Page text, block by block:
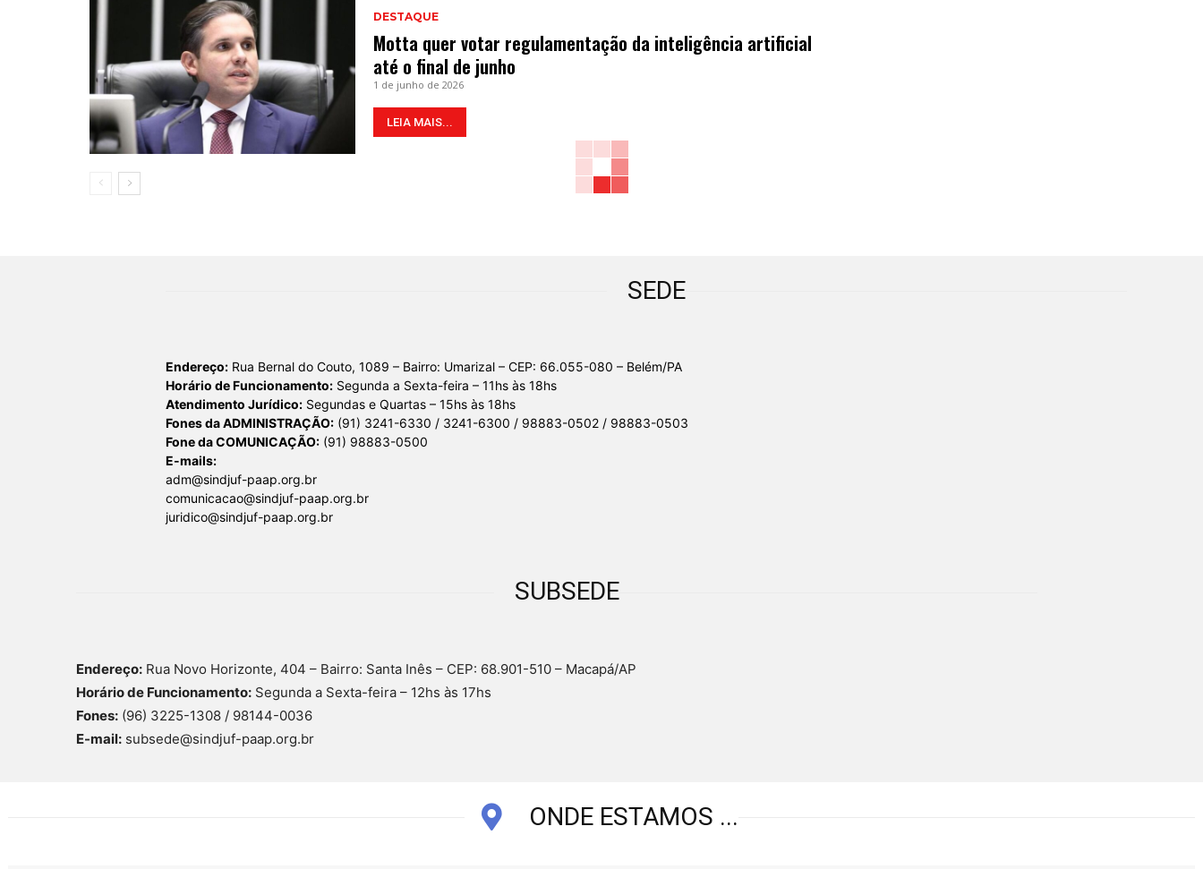
DESTAQUE
Motta quer votar regulamentação da inteligência artificial
até o final de junho
1 de junho de 2026
LEIA MAIS...
SEDE
Endereço: Rua Bernal do Couto, 1089 – Bairro: Umarizal – CEP: 66.055-080 – Belém/PA
Horário de Funcionamento: Segunda a Sexta-feira – 11hs às 18hs
Atendimento Jurídico: Segundas e Quartas – 15hs às 18hs
Fones da ADMINISTRAÇÃO: (91) 3241-6330 / 3241-6300 / 98883-0502 / 98883-0503
Fone da COMUNICAÇÃO: (91) 98883-0500
E-mails:
adm@sindjuf-paap.org.br
comunicacao@sindjuf-paap.org.br
juridico@sindjuf-paap.org.br
SUBSEDE
Endereço: Rua Novo Horizonte, 404 – Bairro: Santa Inês – CEP: 68.901-510 – Macapá/AP
Horário de Funcionamento: Segunda a Sexta-feira – 12hs às 17hs
Fones: (96) 3225-1308 / 98144-0036
E-mail: subsede@sindjuf-paap.org.br
ONDE ESTAMOS ...